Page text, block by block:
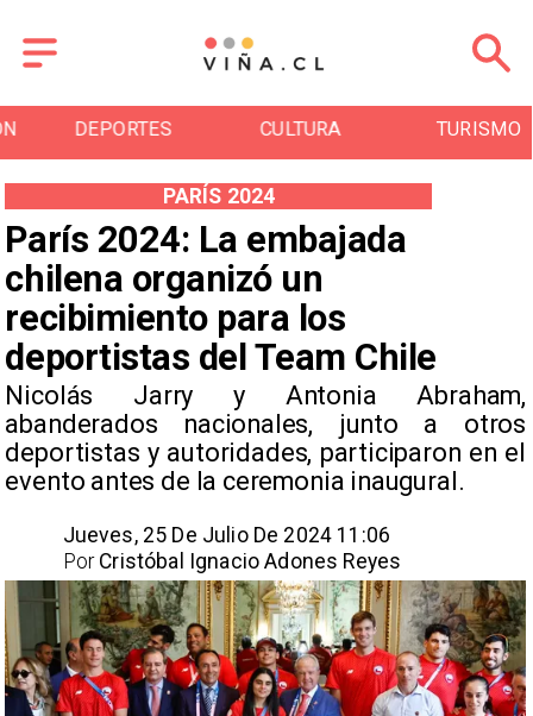
DEPORTES CULTURA TURISMO
París 2024: La embajada
chilena organizó un
recibimiento para los
deportistas del Team Chile
​Nicolás Jarry y Antonia Abraham,
abanderados nacionales, junto a otros
deportistas y autoridades, participaron en el
evento antes de la ceremonia inaugural.
PARÍS 2024
Jueves, 25 De Julio De 2024 11:06
Cristóbal Ignacio Adones Reyes
Por